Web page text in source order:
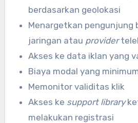
berdasarkan geolokasi
Menargetkan pengunjung
jaringan atau provider
Akses ke data iklan yang
Biaya modal yang
Memonitor validitas klik
Akses ke support library
melakukan registrasi